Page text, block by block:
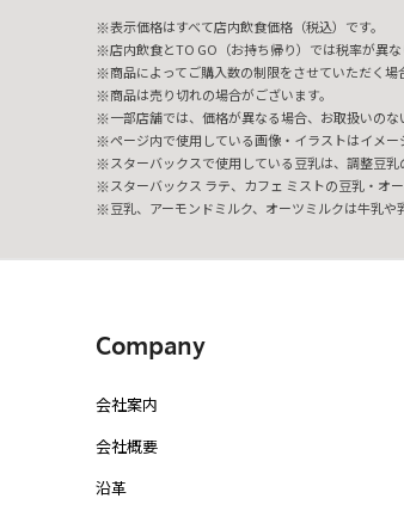
表示価格はすべて店内飲食価格（税込）です。
店内飲食とTO GO（お持ち帰り）では税率が異
商品によってご購入数の制限をさせていただく場
商品は売り切れの場合がございます。
一部店舗では、価格が異なる場合、お取扱いのな
ページ内で使用している画像・イラストはイメー
スターバックスで使用している豆乳は、調整豆乳
スターバックス ラテ、カフェ ミストの豆乳・オ
豆乳、アーモンドミルク、オーツミルクは牛乳や
Company
会社案内
会社概要
沿革